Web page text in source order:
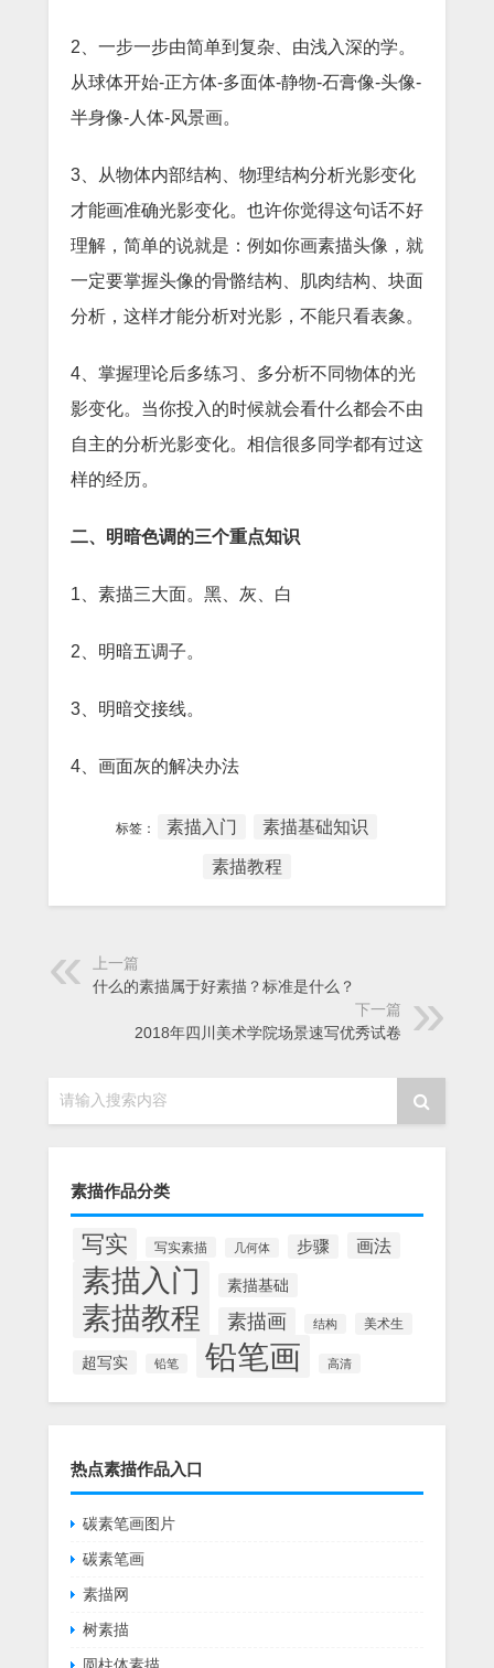
2、一步一步由简单到复杂、由浅入深的学。
从球体开始-正方体-多面体-静物-石膏像-头像-
半身像-人体-风景画。
3、从物体内部结构、物理结构分析光影变化
才能画准确光影变化。也许你觉得这句话不好
理解，简单的说就是：例如你画素描头像，就
一定要掌握头像的骨骼结构、肌肉结构、块面
分析，这样才能分析对光影，不能只看表象。
4、掌握理论后多练习、多分析不同物体的光
影变化。当你投入的时候就会看什么都会不由
自主的分析光影变化。相信很多同学都有过这
样的经历。
二、明暗色调的三个重点知识
1、素描三大面。黑、灰、白
2、明暗五调子。
3、明暗交接线。
4、画面灰的解决办法
标签： 素描入门 素描基础知识
素描教程
上一篇
什么的素描属于好素描？标准是什么？
下一篇
2018年四川美术学院场景速写优秀试卷
请输入搜索内容
素描作品分类
写实 写实素描 几何体 步骤 画法
素描入门 素描基础
素描教程 素描画 结构 美术生
超写实 铅笔 铅笔画 高清
热点素描作品入口
碳素笔画图片
碳素笔画
素描网
树素描